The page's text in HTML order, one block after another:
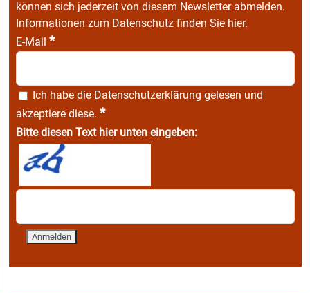
können sich jederzeit von diesem Newsletter abmelden.
Informationen zum Datenschutz finden Sie hier.
E-Mail *
Ich habe die Datenschutzerklärung gelesen und
akzeptiere diese. *
Bitte diesen Text hier unten eingeben: